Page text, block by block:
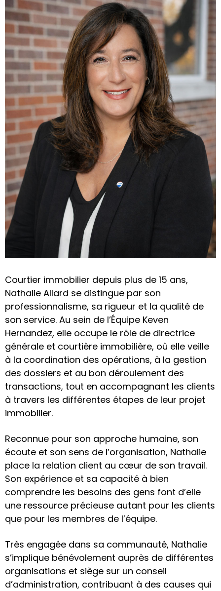
Courtier immobilier depuis plus de 15 ans,
Nathalie Allard se distingue par son
professionnalisme, sa rigueur et la qualité de
son service. Au sein de l’Équipe Keven
Hernandez, elle occupe le rôle de directrice
générale et courtière immobilière, où elle veille
à la coordination des opérations, à la gestion
des dossiers et au bon déroulement des
transactions, tout en accompagnant les clients
à travers les différentes étapes de leur projet
immobilier.
Reconnue pour son approche humaine, son
écoute et son sens de l’organisation, Nathalie
place la relation client au cœur de son travail.
Son expérience et sa capacité à bien
comprendre les besoins des gens font d’elle
une ressource précieuse autant pour les clients
que pour les membres de l’équipe.
Très engagée dans sa communauté, Nathalie
s’implique bénévolement auprès de différentes
organisations et siège sur un conseil
d’administration, contribuant à des causes qui